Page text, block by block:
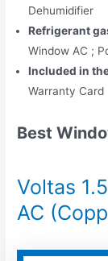
Dehumidifier
Refrigerant
Window AC ;
Included in
Warranty Card
Best
Voltas
AC